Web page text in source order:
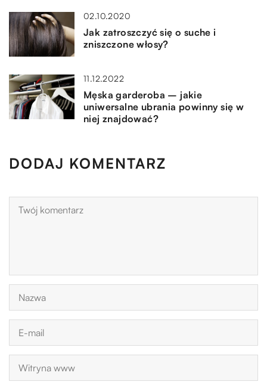
02.10.2020
Jak zatroszczyć się o suche i
zniszczone włosy?
11.12.2022
Męska garderoba – jakie
uniwersalne ubrania powinny się w
niej znajdować?
DODAJ KOMENTARZ